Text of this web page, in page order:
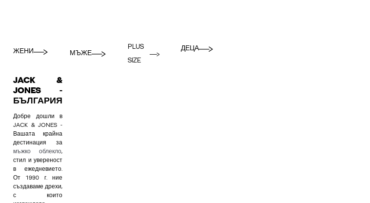
ЖЕНИ МЪЖЕ
PLUS
SIZE
ДЕЦА
JACK &
JONES -
БЪЛГАРИЯ
Добре дошли в
JACK & JONES -
Вашата крайна
дестинация за
мъжко облекло,
стил и увереност
в ежедневието.
От 1990 г. ние
създаваме дрехи,
с които